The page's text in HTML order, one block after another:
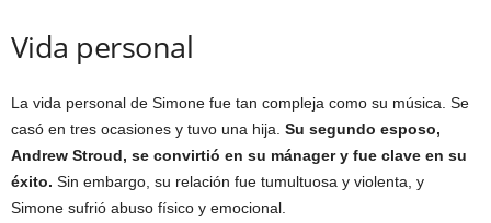
Vida personal
La vida personal de Simone fue tan compleja como su música. Se
casó en tres ocasiones y tuvo una hija. Su segundo esposo,
Andrew Stroud, se convirtió en su mánager y fue clave en su
éxito. Sin embargo, su relación fue tumultuosa y violenta, y
Simone sufrió abuso físico y emocional.